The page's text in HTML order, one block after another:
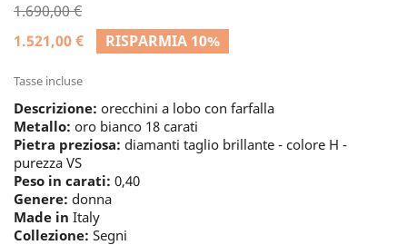
1.690,00 €
1.521,00 €
RISPARMIA 10%
Tasse incluse
Descrizione: orecchini a lobo con farfalla
Metallo: oro bianco 18 carati
Pietra preziosa: diamanti taglio brillante - colore H -
purezza VS
Peso in carati: 0,40
Genere: donna
Made in Italy
Collezione: Segni